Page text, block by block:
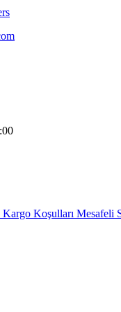
Koşulları Mesafeli